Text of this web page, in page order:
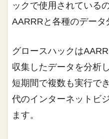
ックで使用されている
AARRRと各種のデータ
グロースハックは
収集したデータを分析
短期間で複数も実行で
代のインターネットビ
ます。